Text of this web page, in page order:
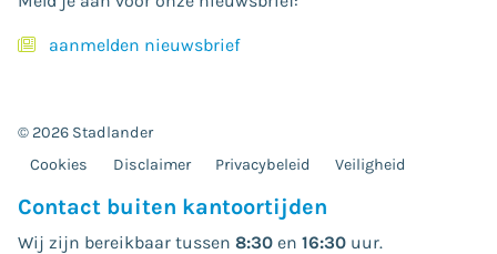
aanmelden nieuwsbrief
© 2026 Stadlander
Cookies
Disclaimer Privacybeleid Veiligheid
Contact buiten kantoortijden
Wij zijn bereikbaar tussen 8:30 en 16:30 uur.